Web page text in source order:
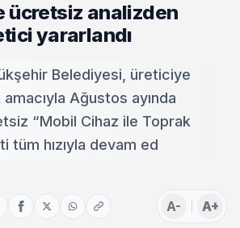
ücretsiz analizden
yararlandı
Belediyesi, üreticiye
Ağustos ayında
“Mobil Cihaz ile Toprak
tüm hızıyla devam ed
A- A+